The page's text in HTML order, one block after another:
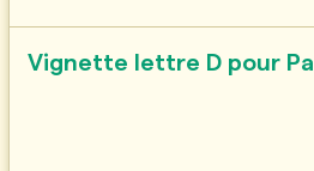
Vignette lettre D pour